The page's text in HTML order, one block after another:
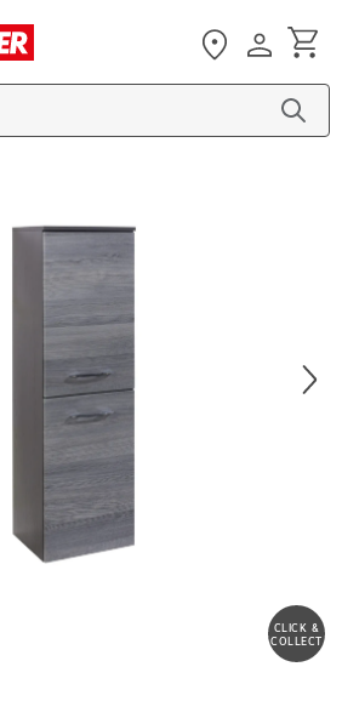
CLICK &
COLLECT